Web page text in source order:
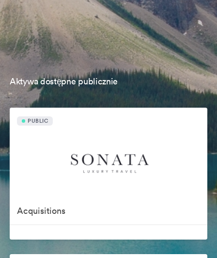
Aktywa dostępne publicznie
PUBLIC
Acquisitions